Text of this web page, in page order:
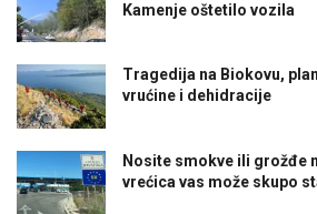
Kamenje oštetilo vozila
Tragedija na Biokovu,
vrućine i dehidracije
Nosite smokve ili grožđe
vrećica vas može skupo